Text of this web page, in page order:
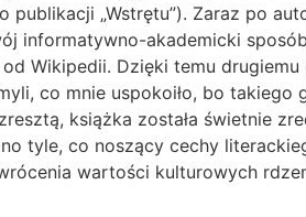
„Wstrętu”). Zaraz po
informatywno-akademicki
Dzięki temu drugiemu
co mnie uspokoiło, bo
książka została świetnie
tyle, co noszący cechy
wartości kulturowych